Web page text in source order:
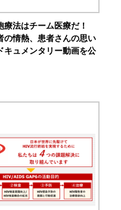
療法はチーム医療だ！
の情熱、患者さんの思い
キュメンタリー動画を公